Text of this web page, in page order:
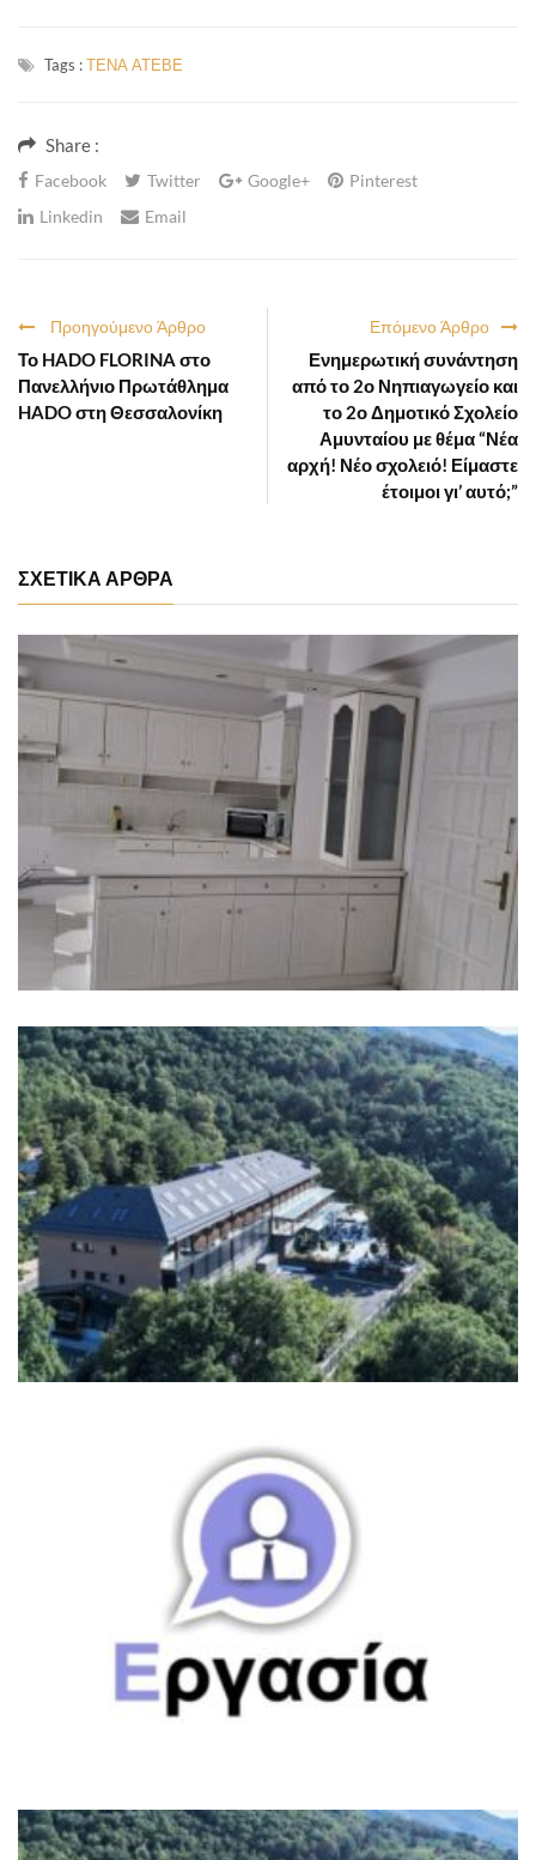
Tags :ΤΕΝΑ ΑΤΕΒΕ
Share :
Facebook Twitter Google+
Pinterest
Linkedin
Email
Επόμενο Άρθρο
Ενημερωτική συνάντηση
από το 2ο Νηπιαγωγείο και
το 2ο Δημοτικό Σχολείο
Αμυνταίου με θέμα “Νέα
αρχή! Νέο σχολειό! Είμαστε
έτοιμοι γι’ αυτό;”
Προηγούμενο Άρθρο
Το HADO FLORINA στο
Πανελλήνιο Πρωτάθλημα
HADO στη Θεσσαλονίκη
ΣΧΕΤΙΚΑ ΑΡΘΡΑ